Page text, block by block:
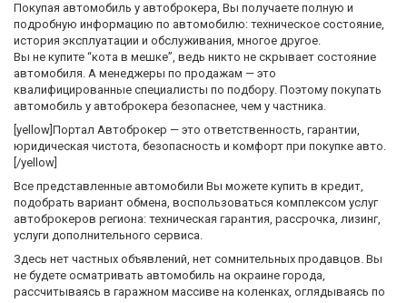
Покупая автомобиль у автоброкера, Вы получаете полную и
подробную информацию по автомобилю: техническое состояние,
история эксплуатации и обслуживания, многое другое.
Вы не купите “кота в мешке”, ведь никто не скрывает состояние
автомобиля. А менеджеры по продажам — это
квалифицированные специалисты по подбору. Поэтому покупать
автомобиль у автоброкера безопаснее, чем у частника.
[yellow]Портал Автоброкер — это ответственность, гарантии,
юридическая чистота, безопасность и комфорт при покупке авто.
[/yellow]
Все представленные автомобили Вы можете купить в кредит,
подобрать вариант обмена, воспользоваться комплексом услуг
автоброкеров региона: техническая гарантия, рассрочка, лизинг,
услуги дополнительного сервиса.
Здесь нет частных объявлений, нет сомнительных продавцов. Вы
не будете осматривать автомобиль на окраине города,
рассчитываясь в гаражном массиве на коленках, оглядываясь по